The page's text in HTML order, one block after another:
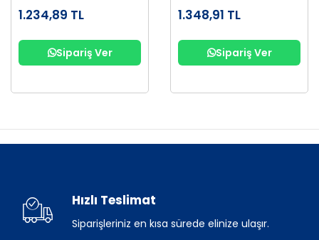
1.234,89 TL
Sipariş Ver
1.348,91 TL
Sipariş Ver
Hızlı Teslimat
Siparişleriniz en kısa sürede elinize ulaşır.